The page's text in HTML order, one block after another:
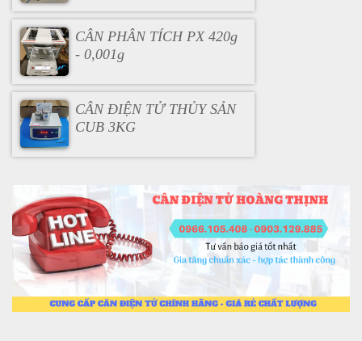
CÂN PHÂN TÍCH PX 420g
- 0,001g
CÂN ĐIỆN TỬ THỦY SẢN
CUB 3KG